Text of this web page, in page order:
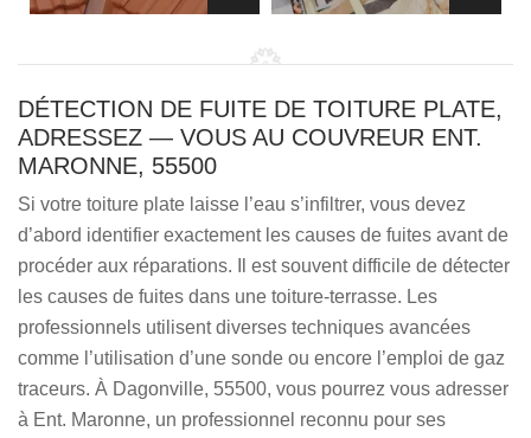
DÉTECTION DE FUITE DE TOITURE PLATE,
ADRESSEZ — VOUS AU COUVREUR ENT.
MARONNE, 55500
Si votre toiture plate laisse l’eau s’infiltrer, vous devez
d’abord identifier exactement les causes de fuites avant de
procéder aux réparations. Il est souvent difficile de détecter
les causes de fuites dans une toiture-terrasse. Les
professionnels utilisent diverses techniques avancées
comme l’utilisation d’une sonde ou encore l’emploi de gaz
traceurs. À Dagonville, 55500, vous pourrez vous adresser
à Ent. Maronne, un professionnel reconnu pour ses